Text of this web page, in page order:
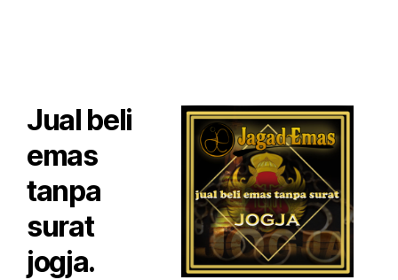
Jual beli
emas
tanpa
surat
jogja.